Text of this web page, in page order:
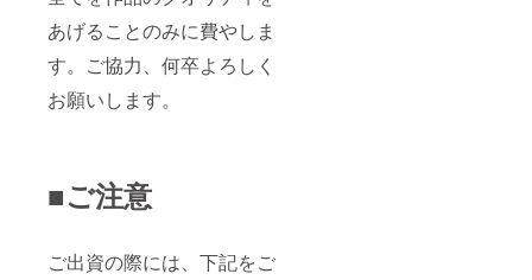
あげることのみに費やしま
す。ご協力、何卒よろしく
お願いします。
■ご注意
ご出資の際には、下記をご